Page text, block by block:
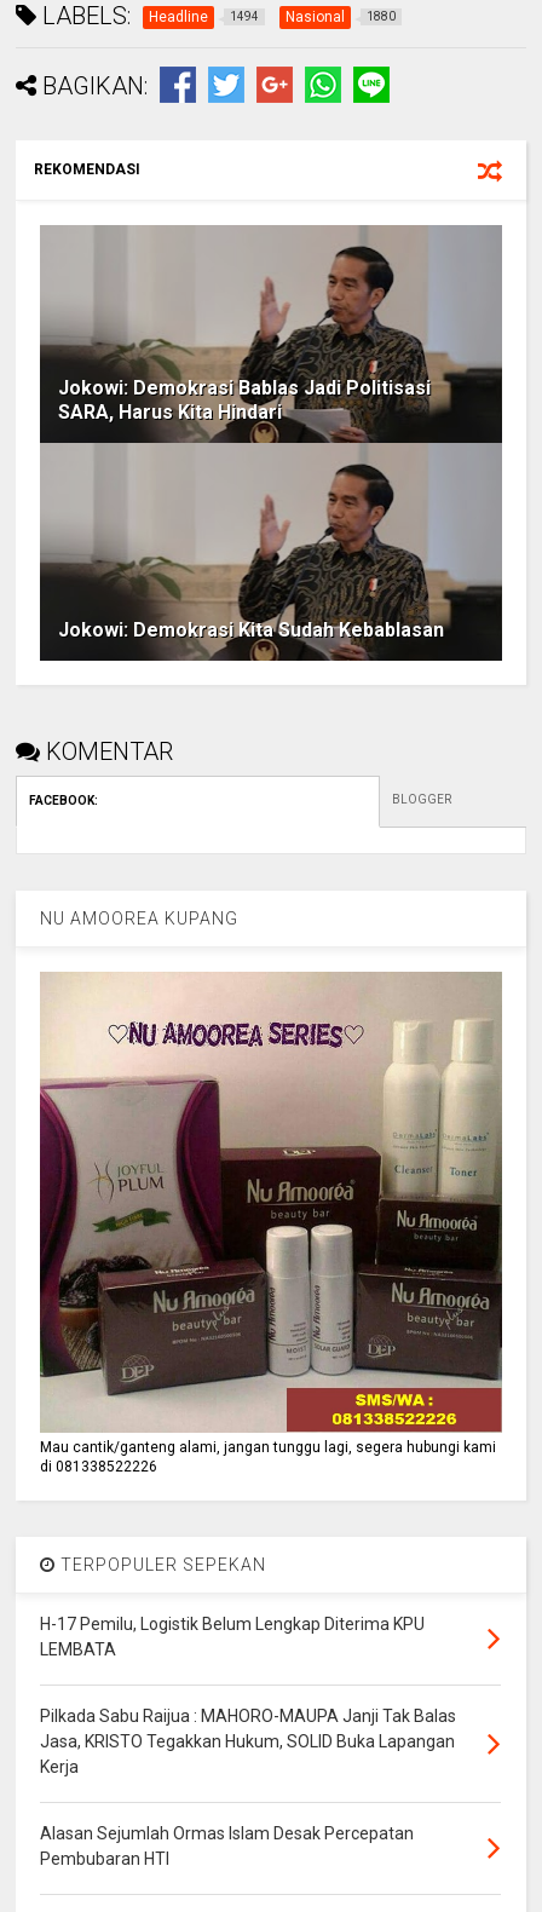
LABELS: Headline 1494 Nasional 1880
BAGIKAN:
REKOMENDASI
Jokowi: Demokrasi Bablas Jadi Politisasi
SARA, Harus Kita Hindari
Jokowi: Demokrasi Kita Sudah Kebablasan
KOMENTAR
FACEBOOK: BLOGGER
NU AMOOREA KUPANG
Mau cantik/ganteng alami, jangan tunggu lagi, segera hubungi kami
di 081338522226
TERPOPULER SEPEKAN
H-17 Pemilu, Logistik Belum Lengkap Diterima KPU
LEMBATA
Pilkada Sabu Raijua : MAHORO-MAUPA Janji Tak Balas
Jasa, KRISTO Tegakkan Hukum, SOLID Buka Lapangan
Kerja
Alasan Sejumlah Ormas Islam Desak Percepatan
Pembubaran HTI